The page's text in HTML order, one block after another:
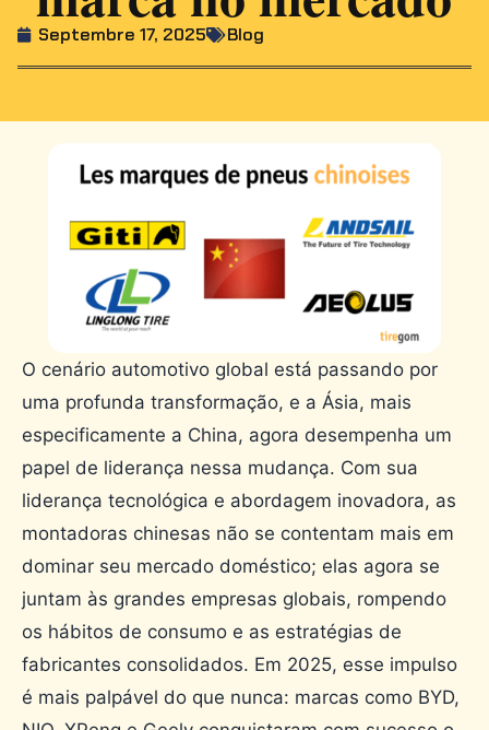
Septembre 17, 2025 Blog
O cenário automotivo global está passando por
uma profunda transformação, e a Ásia, mais
especificamente a China, agora desempenha um
papel de liderança nessa mudança. Com sua
liderança tecnológica e abordagem inovadora, as
montadoras chinesas não se contentam mais em
dominar seu mercado doméstico; elas agora se
juntam às grandes empresas globais, rompendo
os hábitos de consumo e as estratégias de
fabricantes consolidados. Em 2025, esse impulso
é mais palpável do que nunca: marcas como BYD,